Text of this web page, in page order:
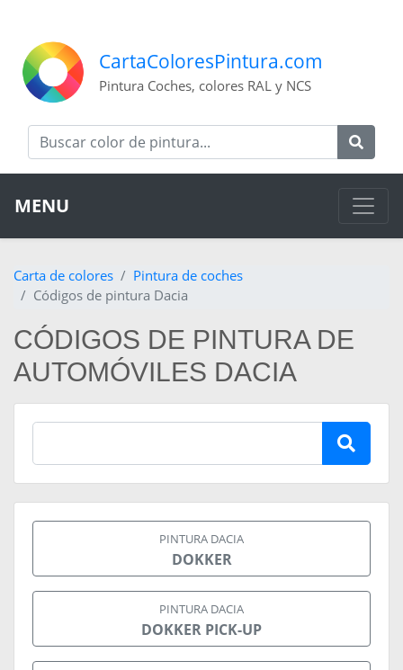
CartaColoresPintura.com
Pintura Coches, colores RAL y NCS
MENU
Carta de colores
Pintura de coches
Códigos de pintura Dacia
CÓDIGOS DE PINTURA DE
AUTOMÓVILES DACIA
PINTURA DACIA
DOKKER
PINTURA DACIA
DOKKER PICK-UP